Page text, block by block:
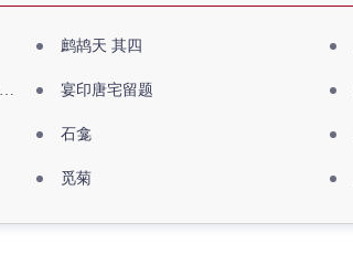
鹧鸪天 其四
宴印唐宅留题
石龛
觅菊